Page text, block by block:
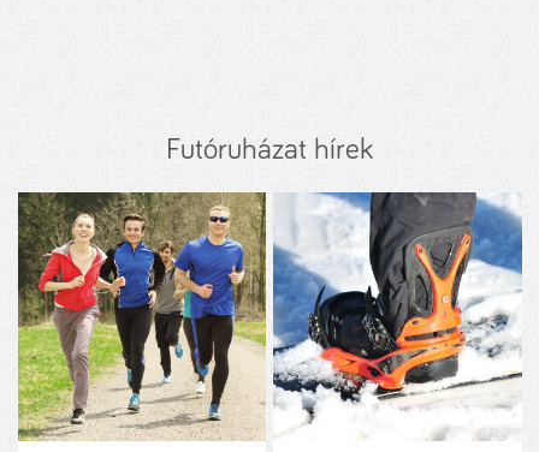
Futóruházat hírek